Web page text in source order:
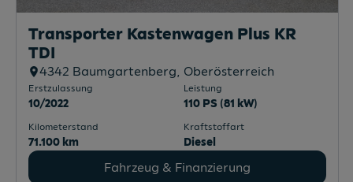
Transporter Kastenwagen Plus KR
TDI
4342 Baumgartenberg, Oberösterreich
Erstzulassung
10/2022
Leistung
110 PS (81 kW)
Kilometerstand
71.100 km
Kraftstoffart
Diesel
Fahrzeug & Finanzierung